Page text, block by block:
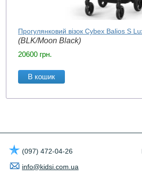
Прогулянковий візок Cybex Balios S
(BLK/Moon Black)
20600 грн.
В кошик
(097) 472-04-26
info@kidsi.com.ua